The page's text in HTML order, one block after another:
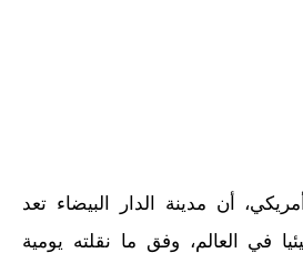
أن مدينة الدار البيضاء تعد
في العالم، وفق ما نقلته يومية